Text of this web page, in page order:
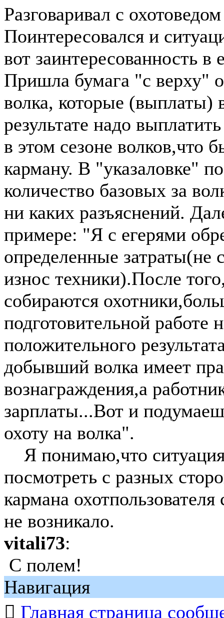
Разговаривал с
Поинтересовался и
вот заинтересованность в
Пришла бумага "с верху"
волка, которые (выплаты)
результате надо
в этом сезоне волков,что
карману. В "указаловке"
количество базовых за
ни каких разъяснений.
примере: "Я с егерями
определенные затраты(не
износ техники).После
собираются
подготовительной работе
положительного
добывший волка имеет
вознаграждения,а
зарплаты...Вот и
охоту на волка".
Я понимаю,что
посмотреть с разных
кармана
не возникало.
vitali73:
С полем!
Навигация
 Главная страница